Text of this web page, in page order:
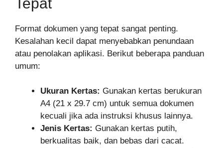
Format dokumen yang tepat sangat penting.
Kesalahan kecil dapat menyebabkan penundaan
atau penolakan aplikasi. Berikut beberapa panduan
umum:
Ukuran Kertas: Gunakan kertas berukuran
A4 (21 x 29.7 cm) untuk semua dokumen
kecuali jika ada instruksi khusus lainnya.
Jenis Kertas: Gunakan kertas putih,
berkualitas baik, dan bebas dari cacat.